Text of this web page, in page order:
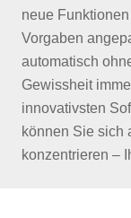
neue
Vorgaben
automatisch
Gewissheit
innovativsten
können Sie sich
konzentrieren –